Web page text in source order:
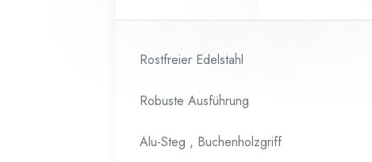
Rostfreier Edelstahl
Robuste Ausführung
Alu-Steg , Buchenholzgriff